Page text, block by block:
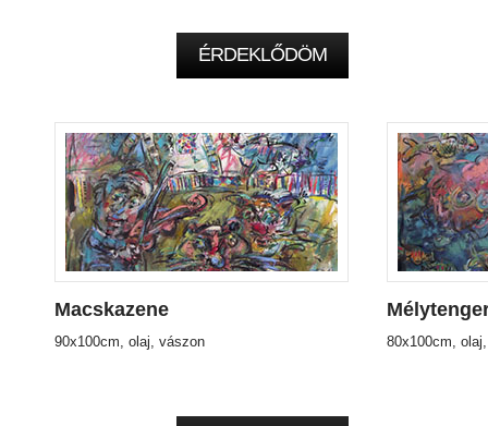
ÉRDEKLŐDÖM
Macskazene
90x100cm, olaj, vászon 80x100cm,